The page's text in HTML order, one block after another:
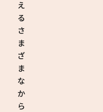
え
る
さ
ま
ざ
ま
な
か
ら